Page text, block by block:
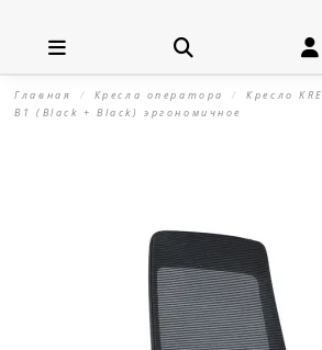
Главная Кресла оператора
Кресло
B1 (Black + Black) эргономичное